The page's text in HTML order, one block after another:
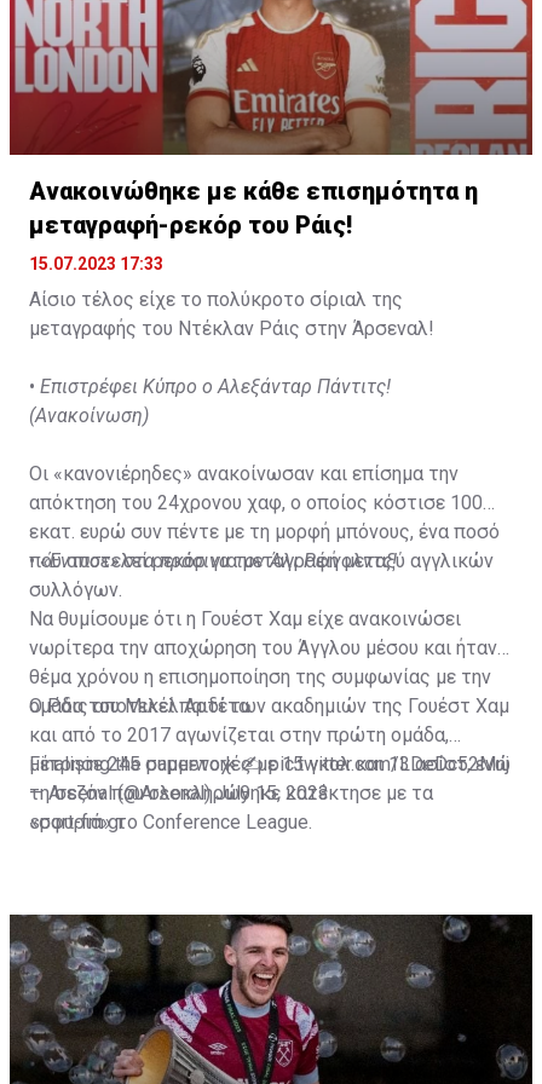
Ανακοινώθηκε με κάθε επισημότητα η
μεταγραφή-ρεκόρ του Ράις!
15.07.2023 17:33
Αίσιο τέλος είχε το πολύκροτο σίριαλ της
μεταγραφής του Ντέκλαν Ράις στην Άρσεναλ!
• Επιστρέφει Κύπρο ο Αλεξάνταρ Πάντιτς!
(Ανακοίνωση)
Οι «κανονιέρηδες» ανακοίνωσαν και επίσημα την
απόκτηση του 24χρονου χαφ, ο οποίος κόστισε 100
εκατ. ευρώ συν πέντε με τη μορφή μπόνους, ένα ποσό
που αποτελεί ρεκόρ για μεταγραφή μεταξύ αγγλικών
συλλόγων.
•«Έντυσε» στα πράσινα τον Άλι Ρέινολντς!
Να θυμίσουμε ότι η Γουέστ Χαμ είχε ανακοινώσει
νωρίτερα την αποχώρηση του Άγγλου μέσου και ήταν
θέμα χρόνου η επισημοποίηση της συμφωνίας με την
ομάδα του Μικέλ Αρτέτα.
Ο Ράις αποτελεί παιδί των ακαδημιών της Γουέστ Χαμ
και από το 2017 αγωνίζεται στην πρώτη ομάδα,
μέτρησε 245 συμμετοχές με 15 γκολ και 13 ασίστ, ενώ
τη σεζόν που ολοκληρώθηκε κατέκτησε με τα
«σφυριά» το Conference League.
Finalising the paperwork ✍️pic.twitter.com/LDeDc52Mnj
— Arsenal (@Arsenal)July 15, 2023
sport-fm.gr